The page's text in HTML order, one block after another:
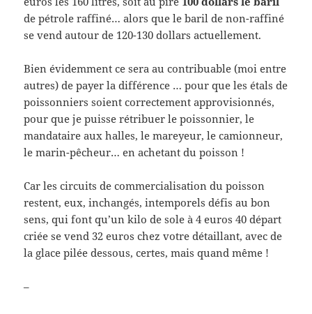
de pétrole raffiné… alors que le baril de non-raffiné
se vend autour de 120-130 dollars actuellement.
Bien évidemment ce sera au contribuable (moi entre
autres) de payer la différence … pour que les étals de
poissonniers soient correctement approvisionnés,
pour que je puisse rétribuer le poissonnier, le
mandataire aux halles, le mareyeur, le camionneur,
le marin-pêcheur… en achetant du poisson !
Car les circuits de commercialisation du poisson
restent, eux, inchangés, intemporels défis au bon
sens, qui font qu’un kilo de sole à 4 euros 40 départ
criée se vend 32 euros chez votre détaillant, avec de
la glace pilée dessous, certes, mais quand même !
–